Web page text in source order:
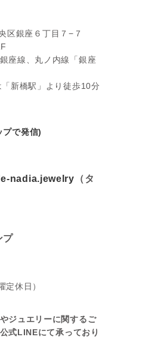
区銀座６丁目７−７
座線、丸ノ内線「銀座
新橋駅」より徒歩10分
で発信)
nadia.jewelry （タ
プ
定休日）
ジュエリーに関するご
式LINEにて承っており